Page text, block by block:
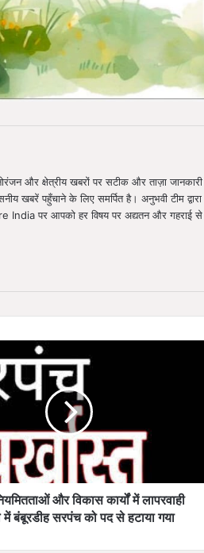
और क्षेत्रीय खबरों पर सटीक और ताज़ा जानकारी
खबरें पहुँचाने के लिए समर्पित है। अनुभवी टीम द्वारा
India पर आपको हर विषय पर अद्यतन और गहराई से
और विकास कार्यों में लापरवाही
बंबूरडीह सरपंच को पद से हटाया गया